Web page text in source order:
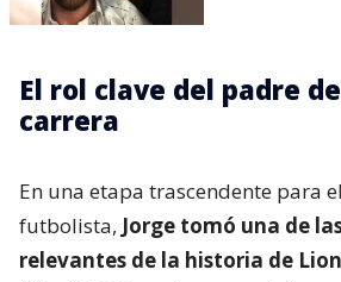
El rol clave del padre
carrera
En una etapa trascendente para
futbolista, Jorge tomó una de
relevantes de la historia de